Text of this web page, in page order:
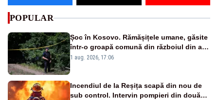
POPULAR
Șoc în Kosovo. Rămășițele umane, găsite
într-o groapă comună din războiul din anii
1990
1 aug. 2026, 17:06
Incendiul de la Reșița scapă din nou de
sub control. Intervin pompieri din două